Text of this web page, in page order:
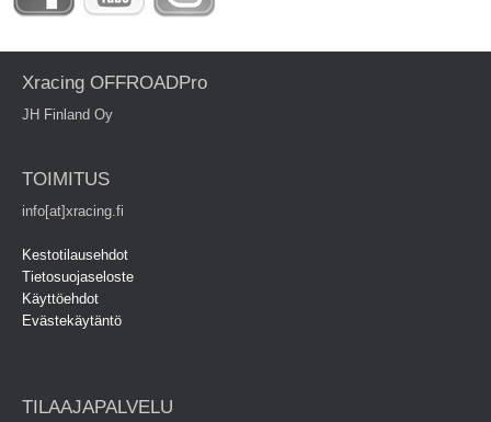
Xracing OFFROADPro
JH Finland Oy
TOIMITUS
info[at]xracing.fi
Kestotilausehdot
Tietosuojaseloste
Käyttöehdot
Evästekäytäntö
TILAAJAPALVELU